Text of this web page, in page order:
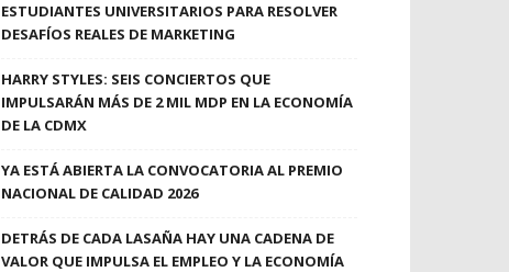
ESTUDIANTES UNIVERSITARIOS PARA RESOLVER
DESAFÍOS REALES DE MARKETING
HARRY STYLES: SEIS CONCIERTOS QUE
IMPULSARÁN MÁS DE 2 MIL MDP EN LA ECONOMÍA
DE LA CDMX
YA ESTÁ ABIERTA LA CONVOCATORIA AL PREMIO
NACIONAL DE CALIDAD 2026
DETRÁS DE CADA LASAÑA HAY UNA CADENA DE
VALOR QUE IMPULSA EL EMPLEO Y LA ECONOMÍA